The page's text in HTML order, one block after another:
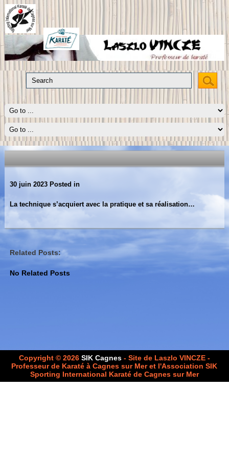
30 juin 2023Posted in
La technique s’acquiert avec la pratique et sa réalisation…
Related Posts:
No Related Posts
Copyright © 2026 SIK Cagnes- Site de Laszlo VINCZE -
Professeur de Karaté à Cagnes sur Mer et l'Association SIK
Sporting International Karaté de Cagnes sur Mer